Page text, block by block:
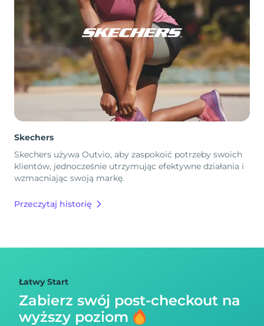
Skechers
Skechers używa Outvio, aby zaspokoić potrzeby swoich
klientów, jednocześnie utrzymując efektywne działania i
wzmacniając swoją markę.
Przeczytaj historię
Łatwy Start
Zabierz swój post-checkout na
wyższy poziom